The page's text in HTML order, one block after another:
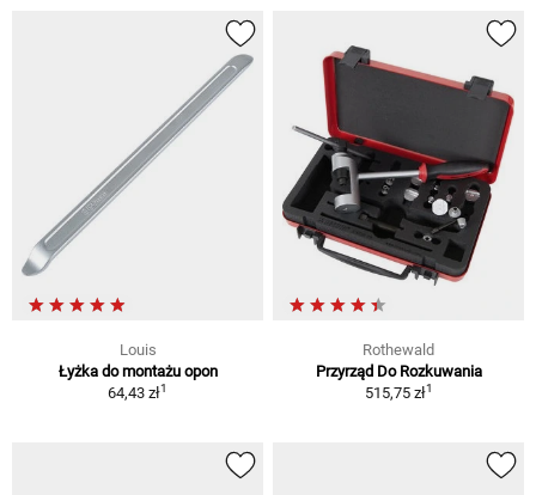
Louis
Łyżka do montażu opon
64,43 zł1
Rothewald
Przyrząd Do Rozkuwania
515,75 zł1